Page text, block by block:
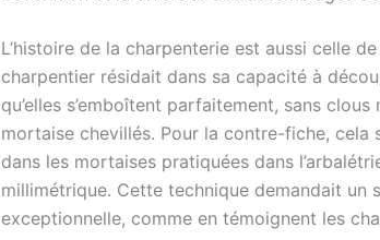
L’histoire de la charpenterie est aussi celle
charpentier résidait dans sa capacité à
qu’elles s’emboîtent parfaitement, sans
mortaise chevillés. Pour la contre-fiche, cela
dans les mortaises pratiquées dans
millimétrique. Cette technique demandait
exceptionnelle, comme en témoignent les